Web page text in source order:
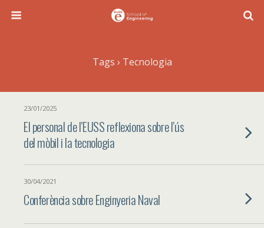
Tags › Tecnologia
23/01/2025
El personal de l’EUSS reflexiona sobre l’ús
del mòbil i la tecnologia
30/04/2021
Conferència sobre Enginyeria Naval